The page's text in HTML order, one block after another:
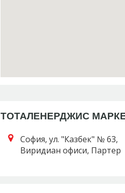
ТОТАЛЕНЕРДЖИС
София, ул. "Кaзбек" № 63,
Виридиан офиси, Партер